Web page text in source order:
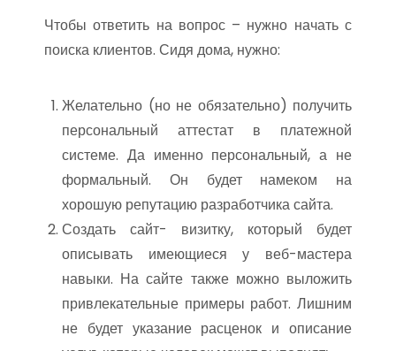
Чтобы ответить на вопрос – нужно начать с
поиска клиентов. Сидя дома, нужно:
Желательно (но не обязательно) получить
персональный аттестат в платежной
системе. Да именно персональный, а не
формальный. Он будет намеком на
хорошую репутацию разработчика сайта.
Создать сайт- визитку, который будет
описывать имеющиеся у веб-мастера
навыки. На сайте также можно выложить
привлекательные примеры работ. Лишним
не будет указание расценок и описание